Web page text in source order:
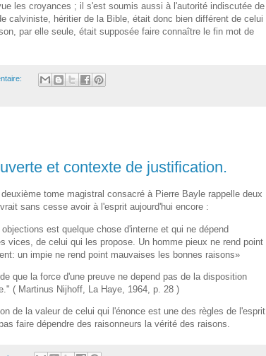
les croyances ; il s'est soumis aussi à l'autorité indiscutée de
calviniste, héritier de la Bible, était donc bien différent de celui
par elle seule, était supposée faire connaître le fin mot de
et contexte de justification.
tome magistral consacré à Pierre Bayle rappelle deux
sans cesse avoir à l'esprit aujourd'hui encore :
est quelque chose d'interne et qui ne dépend
vices, de celui qui les propose. Un homme pieux ne rend point
un impie ne rend point mauvaises les bonnes raisons»
que la force d'une preuve ne depend pas de la disposition
( Martinus Nijhoff, La Haye, 1964, p. 28 )
de la valeur de celui qui l'énonce est une des règles de l'esprit
faire dépendre des raisonneurs la vérité des raisons.